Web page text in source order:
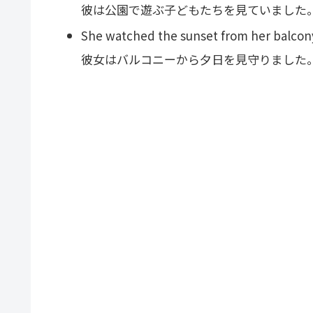
彼は公園で遊ぶ子どもたちを見ていました。
She watched the sunset from her
彼女はバルコニーから夕日を見守りました。